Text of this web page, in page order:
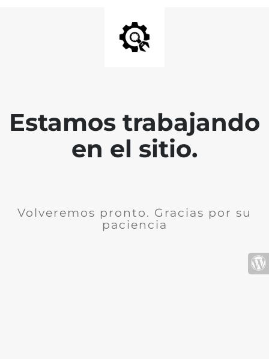
Estamos trabajando
en el sitio.
Volveremos pronto. Gracias por su
paciencia